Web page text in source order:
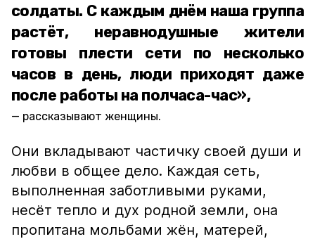
солдаты. С каждым днём наша группа
растёт, неравнодушные жители
готовы плести сети по несколько
часов в день, люди приходят даже
после работы на полчаса-час»,
рассказывают женщины.
Они вкладывают частичку своей души и
любви в общее дело. Каждая сеть,
выполненная заботливыми руками,
несёт тепло и дух родной земли, она
пропитана мольбами жён, матерей,